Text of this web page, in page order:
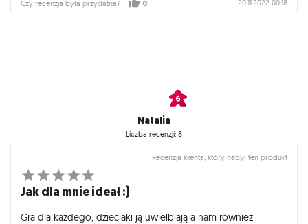
Czy recenzja była przydatna? 0 20.11.2022 00:18
Natalia
Liczba recenzji: 8
Recenzja klienta, który nabył ten produkt
Jak dla mnie ideał :)
Gra dla każdego, dzieciaki ją uwielbiają a nam również